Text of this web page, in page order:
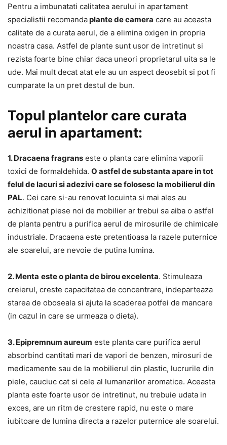
Pentru a imbunatati calitatea aerului in apartament
specialistii recomandaplante de camera care au aceasta
calitate de a curata aerul, de a elimina oxigen in propria
noastra casa. Astfel de plante sunt usor de intretinut si
rezista foarte bine chiar daca uneori proprietarul uita sa le
ude. Mai mult decat atat ele au un aspect deosebit si pot fi
cumparate la un pret destul de bun.
Topul plantelor care curata
aerul in apartament:
1. Dracaena fragrans este o planta care elimina vaporii
toxici de formaldehida. O astfel de substanta apare in tot
felul de lacuri si adezivi care se folosesc la mobilierul din
PAL. Cei care si-au renovat locuinta si mai ales au
achizitionat piese noi de mobilier ar trebui sa aiba o astfel
de planta pentru a purifica aerul de mirosurile de chimicale
industriale. Dracaena este pretentioasa la razele puternice
ale soarelui, are nevoie de putina lumina.
2. Menta este o planta de birou excelenta. Stimuleaza
creierul, creste capacitatea de concentrare, indeparteaza
starea de oboseala si ajuta la scaderea potfei de mancare
(in cazul in care se urmeaza o dieta).
3. Epipremnum aureum este planta care purifica aerul
absorbind cantitati mari de vapori de benzen, mirosuri de
medicamente sau de la mobilierul din plastic, lucrurile din
piele, cauciuc cat si cele al lumanarilor aromatice. Aceasta
planta este foarte usor de intretinut, nu trebuie udata in
exces, are un ritm de crestere rapid, nu este o mare
iubitoare de lumina directa a razelor puternice ale soarelui.